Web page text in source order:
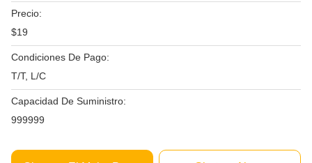
Precio:
$19
Condiciones De Pago:
T/T, L/C
Capacidad De Suministro:
999999